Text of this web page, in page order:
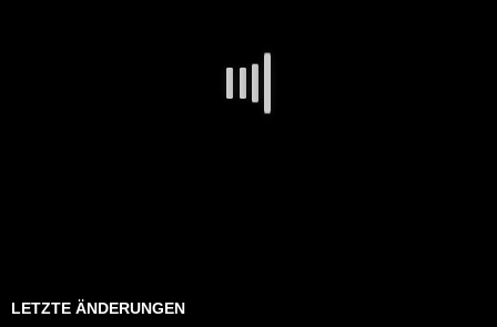
LETZTE ÄNDERUNGEN